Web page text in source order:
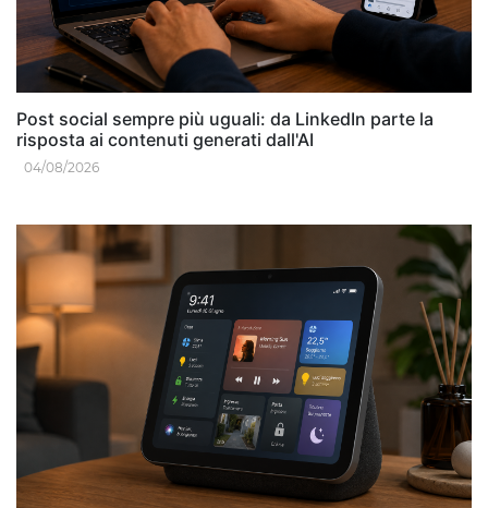
Post social sempre più uguali: da LinkedIn parte la
risposta ai contenuti generati dall'AI
04/08/2026